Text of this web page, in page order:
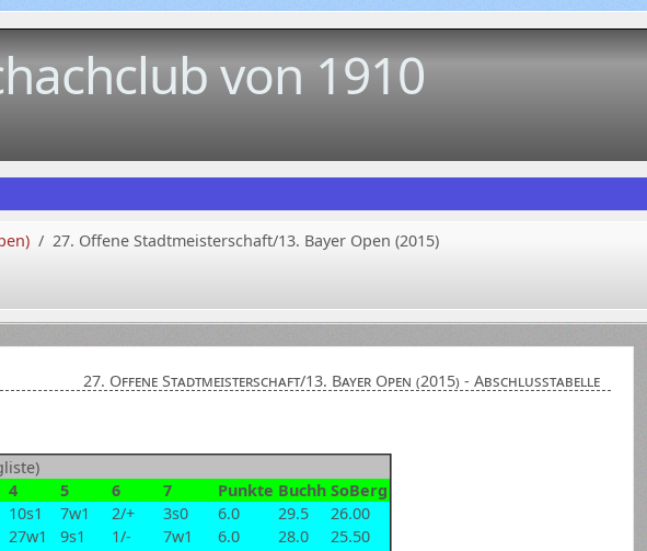
von 1910
27. Offene Stadtmeisterschaft/13. Bayer Open (2015)
27. Offene Stadtmeisterschaft/13. Bayer Open (2015) - Abschlusstabelle
4 5 6 7 Punkte Buchh SoBerg
10s1 7w1 2/+ 3s0 6.0 29.5
26.00
27w1 9s1 1/- 7w1 6.0 28.0
25.50